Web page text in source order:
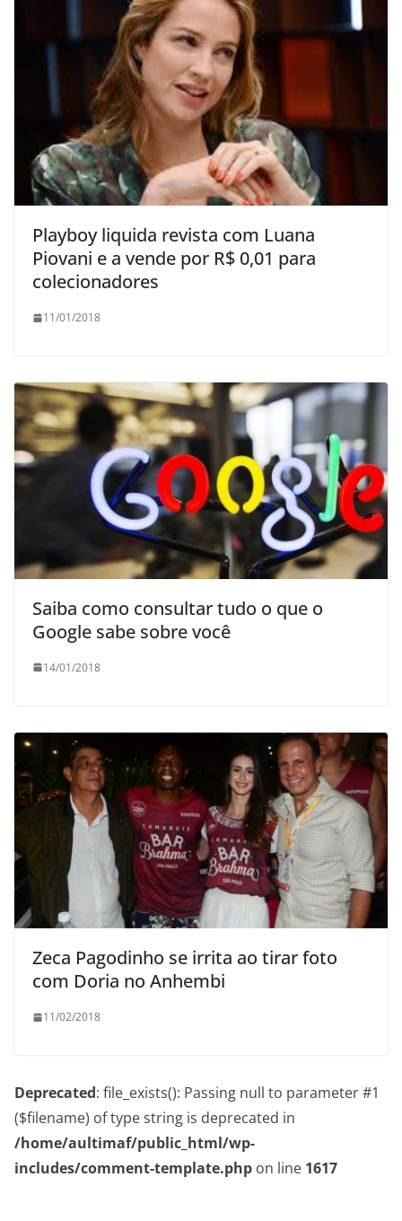
Playboy liquida revista com Luana
Piovani e a vende por R$ 0,01 para
colecionadores
11/01/2018
Saiba como consultar tudo o que o
Google sabe sobre você
14/01/2018
Zeca Pagodinho se irrita ao tirar foto
com Doria no Anhembi
11/02/2018
Deprecated: file_exists(): Passing null to parameter #1
($filename) of type string is deprecated in
/home/aultimaf/public_html/wp-
includes/comment-template.php on line 1617